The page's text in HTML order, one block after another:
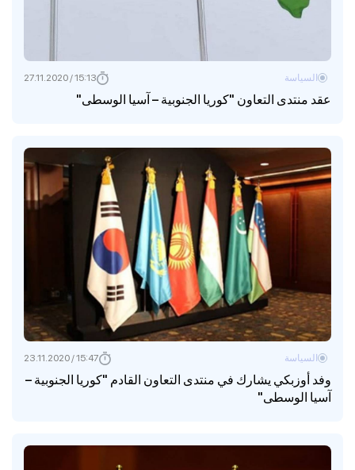
عقد منتدى التعاون "كوريا الجنوبية – آسيا الوسطى"
السياسة 15:13 / 27.11.2020
وفد أوزبكي يشارك في منتدى التعاون القادم "كوريا الجنوبية –
آسيا الوسطى"
السياسة 15:47 / 23.11.2020